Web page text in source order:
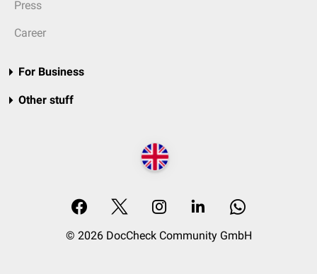
Press
Career
For Business
Other stuff
© 2026 DocCheck Community GmbH